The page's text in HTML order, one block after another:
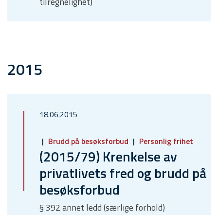
2015
18.06.2015
Brudd på besøksforbud Personlig frihet
(2015/79) Krenkelse av
privatlivets fred og brudd på
besøksforbud
§ 392 annet ledd (særlige forhold)